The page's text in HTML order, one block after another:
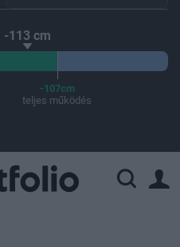
-113 cm
-107cm
teljes működés